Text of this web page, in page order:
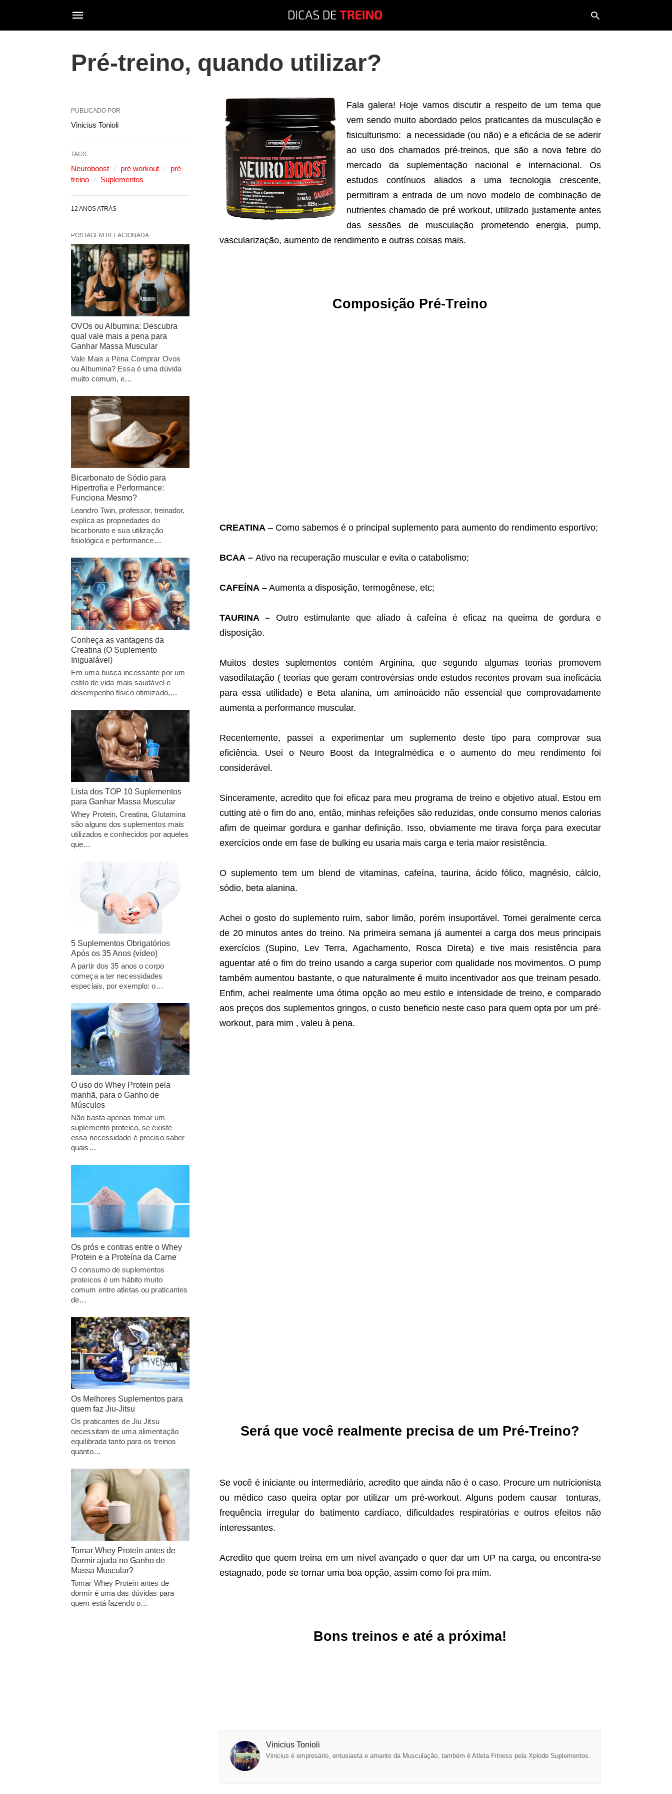
Pré-treino, quando utilizar?
Fala galera! Hoje vamos discutir a respeito de um tema que
vem sendo muito abordado pelos praticantes da musculação e
fisiculturismo: a necessidade (ou não) e a eficácia de se aderir
ao uso dos chamados pré-treinos, que são a nova febre do
mercado da suplementação nacional e internacional. Os
estudos contínuos aliados a uma tecnologia crescente,
permitiram a entrada de um novo modelo de combinação de
nutrientes chamado de pré workout, utilizado justamente antes
das sessões de musculação prometendo energia, pump,
vascularização, aumento de rendimento e outras coisas mais.
Composição Pré-Treino
CREATINA– Como sabemos é o principal suplemento para aumento do rendimento esportivo;
BCAA – Ativo na recuperação muscular e evita o catabolismo;
CAFEÍNA – Aumenta a disposição, termogênese, etc;
TAURINA – Outro estimulante que aliado à cafeína é eficaz na queima de gordura e
disposição.
Muitos destes suplementos contém Arginina, que segundo algumas teorias promovem
vasodilatação ( teorias que geram controvérsias onde estudos recentes provam sua ineficácia
para essa utilidade) e Beta alanina, um aminoácido não essencial que comprovadamente
aumenta a performance muscular.
Recentemente, passei a experimentar um suplemento deste tipo para comprovar sua
eficiência. Usei o Neuro Boost da Integralmédica e o aumento do meu rendimento foi
considerável.
Sinceramente, acredito que foi eficaz para meu programa de treino e objetivo atual. Estou em
cutting até o fim do ano, então, minhas refeições são reduzidas, onde consumo menos calorias
afim de queimar gordura e ganhar definição. Isso, obviamente me tirava força para executar
exercícios onde em fase de bulking eu usaria mais carga e teria maior resistência.
O suplemento tem um blend de vitaminas, cafeína, taurina, ácido fólico, magnésio, cálcio,
sódio, beta alanina.
Achei o gosto do suplemento ruim, sabor limão, porém insuportável. Tomei geralmente cerca
de 20 minutos antes do treino. Na primeira semana já aumentei a carga dos meus principais
exercícios (Supino, Lev Terra, Agachamento, Rosca Direta) e tive mais resistência para
aguentar até o fim do treino usando a carga superior com qualidade nos movimentos. O pump
também aumentou bastante, o que naturalmente é muito incentivador aos que treinam pesado.
Enfim, achei realmente uma ótima opção ao meu estilo e intensidade de treino, e comparado
aos preços dos suplementos gringos, o custo beneficio neste caso para quem opta por um pré-
workout, para mim , valeu à pena.
Será que você realmente precisa de um Pré-Treino?
Se você é iniciante ou intermediário, acredito que ainda não é o caso. Procure um nutricionista
ou médico caso queira optar por utilizar um pré-workout. Alguns podem causar tonturas,
frequência irregular do batimento cardíaco, dificuldades respiratórias e outros efeitos não
interessantes.
Acredito que quem treina em um nível avançado e quer dar um UP na carga, ou encontra-se
estagnado, pode se tornar uma boa opção, assim como foi pra mim.
Bons treinos e até a próxima!
Vinicius Tonioli
Vinicius é empresário, entusiasta e amante da Musculação, também é Atleta Fitness pela Xplode Suplementos.
PUBLICADO POR
Vinicius Tonioli
TAGS:
Neuroboost pré workout
pré-
treino
Suplementos
12 ANOS ATRÁS
POSTAGEM RELACIONADA
OVOs ou Albumina: Descubra
qual vale mais a pena para
Ganhar Massa Muscular
Vale Mais a Pena Comprar Ovos
ou Albumina? Essa é uma dúvida
muito comum, e…
Bicarbonato de Sódio para
Hipertrofia e Performance:
Funciona Mesmo?
Leandro Twin, professor, treinador,
explica as propriedades do
bicarbonato e sua utilização
fisiológica e performance…
Conheça as vantagens da
Creatina (O Suplemento
Inigualável)
Em uma busca incessante por um
estilo de vida mais saudável e
desempenho físico otimizado,…
Lista dos TOP 10 Suplementos
para Ganhar Massa Muscular
Whey Protein, Creatina, Glutamina
são alguns dos suplementos mais
utilizados e conhecidos por aqueles
que…
5 Suplementos Obrigatórios
Após os 35 Anos (vídeo)
A partir dos 35 anos o corpo
começa a ter necessidades
especiais, por exemplo: o…
O uso do Whey Protein pela
manhã, para o Ganho de
Músculos
Não basta apenas tomar um
suplemento proteico, se existe
essa necessidade é preciso saber
quais…
Os prós e contras entre o Whey
Protein e a Proteína da Carne
O consumo de suplementos
proteicos é um hábito muito
comum entre atletas ou praticantes
de…
Os Melhores Suplementos para
quem faz Jiu-Jitsu
Os praticantes de Jiu Jitsu
necessitam de uma alimentação
equilibrada tanto para os treinos
quanto…
Tomar Whey Protein antes de
Dormir ajuda no Ganho de
Massa Muscular?
Tomar Whey Protein antes de
dormir é uma das dúvidas para
quem está fazendo o…